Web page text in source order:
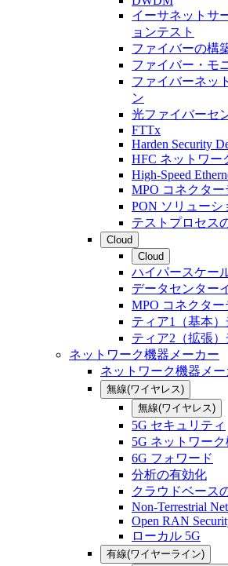
イーサネットサ
ョンテスト
ファイバーの構
ファイバー・モ
ファイバーネッ
ン
光ファイバーセ
FTTx
Harden Security
HFC ネットワー
High-Speed
MPO コネクター
PON ソリューシ
テストプロセス
Cloud
Cloud
ハイパースケー
データセンター
MPO コネクター
ティア1（基本
ティア2（拡張
ネットワーク機器メーカー
ネットワーク機器メー
無線(ワイヤレス)
無線(ワイヤレス)
5G セキュリティ
5G ネットワー
6G フォワード
分析の有効化
クラウドベース
Non-Terrestrial
Open RAN
ローカル 5G
有線(ワイヤーライン)